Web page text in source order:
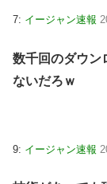
7: イージャン速報
数千回のダウン
ないだろｗ
9: イージャン速報